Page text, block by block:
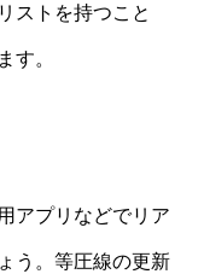
ストを持つこと
す。
アプリなどでリア
う。等圧線の更新